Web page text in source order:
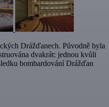
Drážďanech. Původně byla
dvakrát: jednou kvůli
bombardování Drážďan